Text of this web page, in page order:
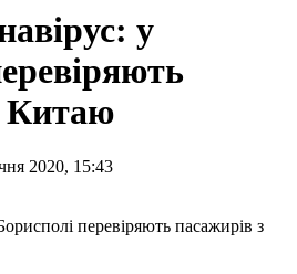
у
Китаю
2020, 15:43